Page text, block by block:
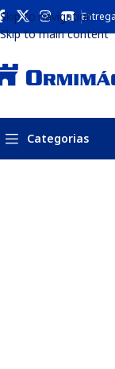
Skip to navigation
Skip to main content
Categorias